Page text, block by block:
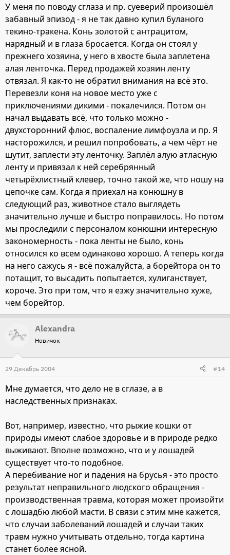
У меня по поводу сглаза и пр. суеверий произошёл
забавный эпизод - я не так давно купил буланого
текино-тракена. Конь золотой с антрацитом,
нарядный и в глаза бросается. Когда он стоял у
прежнего хозяина, у него в хвосте была заплетена
алая ленточка. Перед продажей хозяин ленту
отвязал. Я как-то не обратил внимания на всё это.
Перевезли коня на новое место уже с
приключениями дикими - покалечился. Потом он
начал выдавать всё, что только можно -
двухсторонний флюс, воспаление лимфоузла и пр. Я
насторожился, и решил попробовать, а чем чёрт не
шутит, заплести эту ленточку. Заплёл алую атласную
ленту и привязал к ней серебрянный
четырёхлистный клевер, точно такой же, что ношу на
цепочке сам. Когда я приехал на конюшну в
следующий раз, животное стало выглядеть
значительно лучше и быстро поправилось. Но потом
мы проследили с персоналом конюшни интересную
закономерность - пока ленты не было, конь
относился ко всем одинаково хорошо. А теперь когда
на него сажусь я - всё пожалуйста, а борейтора он то
потащит, то высадить попытается, хулиганствует,
короче. Это при том, что я езжу значительно хуже,
чем борейтор.
Alexandra
Новичок
29 Декабрь 2004 #14
Мне думается, что дело не в сглазе, а в
наследственных признаках.
Вот, например, известно, что рыжие кошки от
природы имеют слабое здоровье и в природе редко
выживают. Вполне возможно, что и у лошадей
существует что-то подобное.
А перебивание ног и падения на брусья - это просто
результат неправильного людского обращения -
производственная травма, которая может произойти
с лошадбю любой масти. В связи с этим мне кажется,
что случаи заболеваний лошадей и случаи таких
травм нужно учитывать отдельно, тогда картина
станет более ясной.